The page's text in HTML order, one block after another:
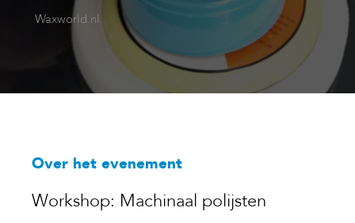
Waxworld.nl
Over het evenement
Workshop: Machinaal polijsten